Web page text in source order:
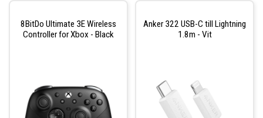
8BitDo Ultimate 3E Wireless
Controller for Xbox - Black
Anker 322 USB-C till Lightning
1.8m - Vit